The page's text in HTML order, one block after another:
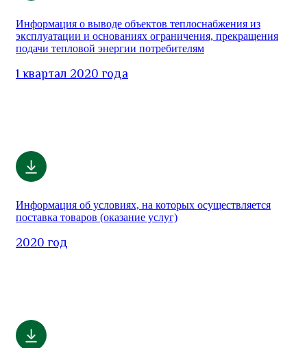
Информация о выводе объектов теплоснабжения из
эксплуатации и основаниях ограничения, прекращения
подачи тепловой энергии потребителям
1 квартал 2020 года
Информация об условиях, на которых осуществляется
поставка товаров (оказание услуг)
2020 год